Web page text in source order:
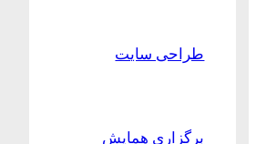
طراحی سایت
برگزاری همایش